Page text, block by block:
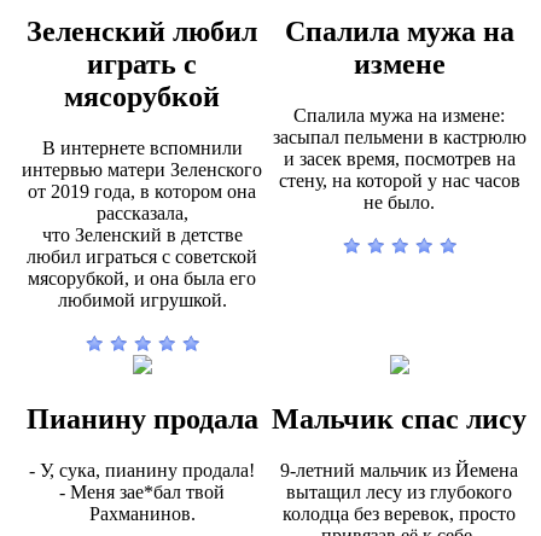
Зеленский любил
играть с
мясорубкой
В интернете вспомнили
интервью матери Зеленского
от 2019 года, в котором она
рассказала,
что Зеленский в детстве
любил играться с советской
мясорубкой, и она была его
любимой игрушкой.
Спалила мужа на
измене
Спалила мужа на измене:
засыпал пельмени в кастрюлю
и засек время, посмотрев на
стену, на которой у нас часов
не было.
Пианину продала
- У, сука, пианину продала!
- Меня зае*бал твой
Рахманинов.
Мальчик спас лису
9-летний мальчик из Йемена
вытащил лесу из глубокого
колодца без веревок, просто